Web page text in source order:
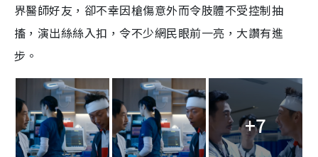
界醫師好友，卻不幸因槍傷意外而令肢體不受控制抽
搐，演出絲絲入扣，令不少網民眼前一亮，大讚有進
步。
+7